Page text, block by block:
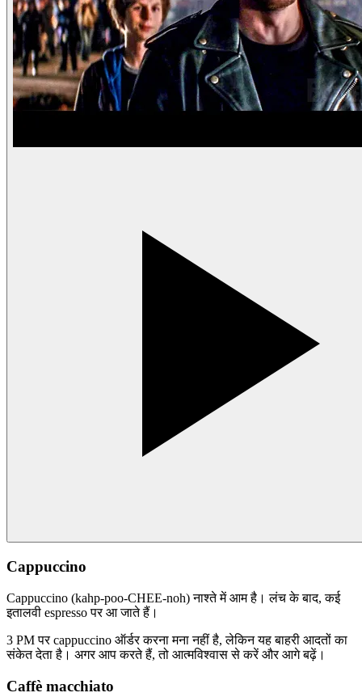
Cappuccino
Cappuccino (kahp-poo-CHEE-noh) नाश्ते में आम है। लंच के बाद, कई
इतालवी espresso पर आ जाते हैं।
3 PM पर cappuccino ऑर्डर करना मना नहीं है, लेकिन यह बाहरी आदतों का
संकेत देता है। अगर आप करते हैं, तो आत्मविश्वास से करें और आगे बढ़ें।
Caffè macchiato